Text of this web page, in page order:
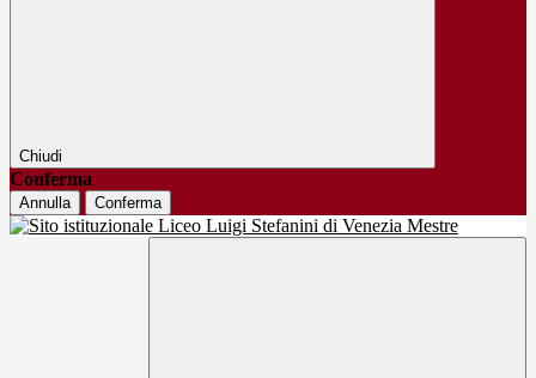
Chiudi
Conferma
Annulla Conferma